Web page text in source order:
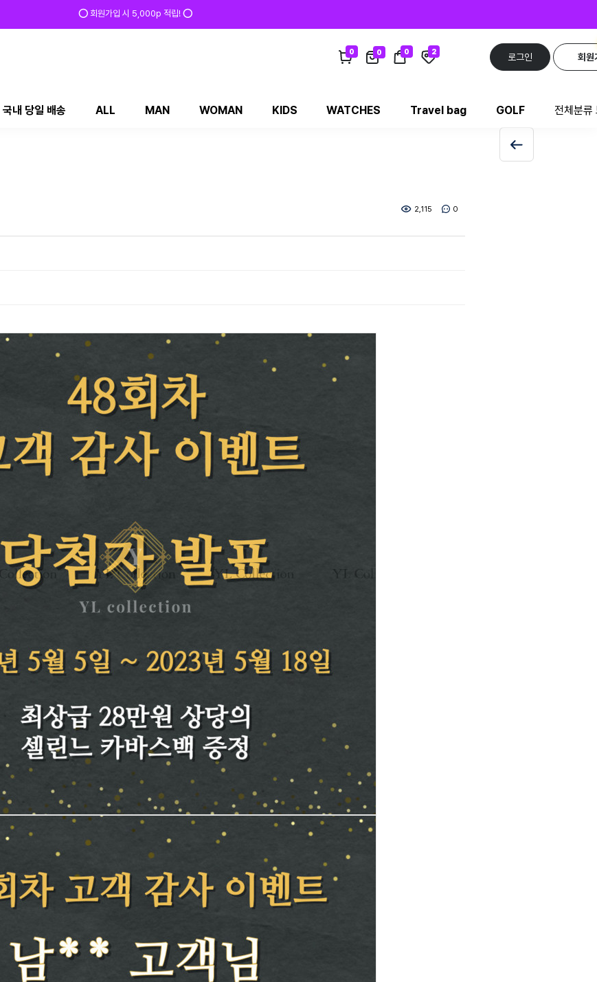
✅ 매일 방문 후 로그인 시 200p 적립! ✅
0 0 0 2
로그인 회원
국내 당일 배송 ALL MAN WOMAN KIDS WATCHES Travel bag GOLF 전체분류
2,115 0